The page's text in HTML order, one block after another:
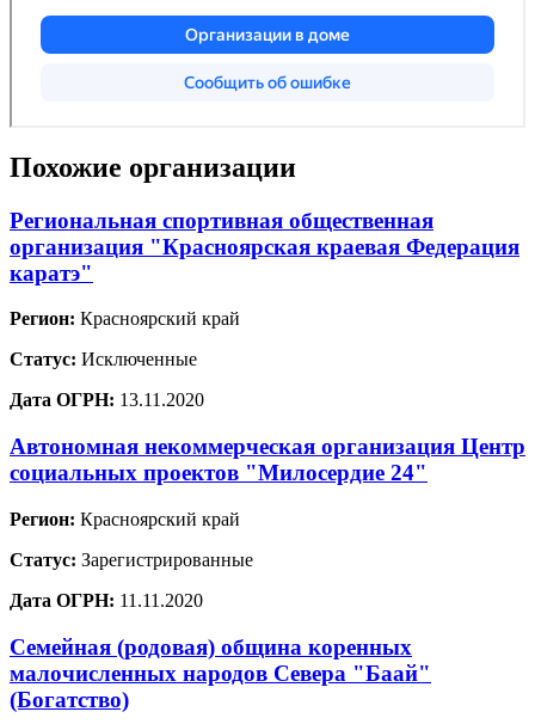
Похожие организации
Региональная спортивная общественная
организация "Красноярская краевая Федерация
каратэ"
Регион: Красноярский край
Статус: Исключенные
Дата ОГРН: 13.11.2020
Автономная некоммерческая организация Центр
социальных проектов "Милосердие 24"
Регион: Красноярский край
Статус: Зарегистрированные
Дата ОГРН: 11.11.2020
Семейная (родовая) община коренных
малочисленных народов Севера "Баай"
(Богатство)